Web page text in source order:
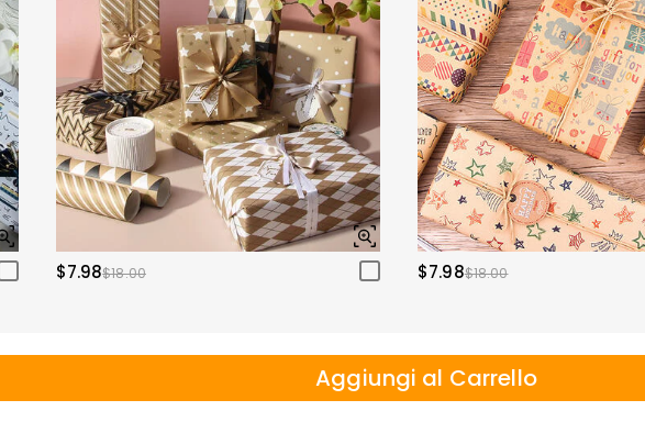
$7.98$18.00 $7.98$18.00
Aggiungi al Carrello